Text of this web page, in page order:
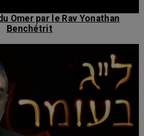
Omer par le Rav Yonathan
Benchétrit